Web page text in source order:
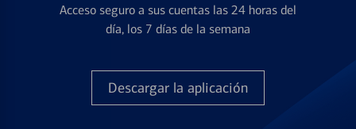
Acceso seguro a sus cuentas las 24 horas del
día, los 7 días de la semana
Descargar la aplicación